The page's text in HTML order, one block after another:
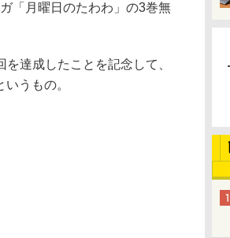
「月曜日のたわわ」の3巻無
達成したことを記念して、
うもの。